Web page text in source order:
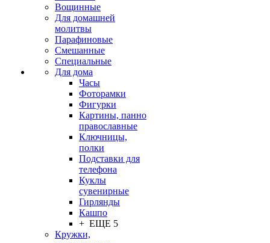
Вощинные
Для домашней
молитвы
Парафиновые
Смешанные
Специальные
Для дома
Часы
Фоторамки
Фигурки
Картины, панно
православные
Ключницы,
полки
Подставки для
телефона
Куклы
сувенирные
Гирлянды
Кашпо
+ ЕЩЕ 5
Кружки,